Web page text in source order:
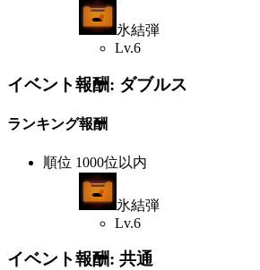
氷結弾
Lv.6
イベント報酬: ダブルス
ランキング報酬
順位 1000位以内
氷結弾
Lv.6
イベント報酬: 共通